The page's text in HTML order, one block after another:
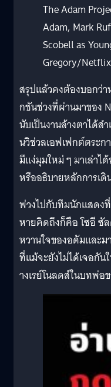
The Adam
Adam, Mark
Scobell as
Gregory/
สรุปแล้วคงต้องบอกว่
กชันช่วงที่ผ่านมาของ
นับเป็นงานล้างตาได้ส
นวิช่วลเอฟเฟกต์ตระก
มีแง่มุมใหม่ ๆ มาเล่าไ
หรืออธิบายหลักการเดิ
พ่วงไปกับทีมนักแสดง
หายคิดถึงก็คือ โซอี ซัล
หวานใจของอดัมและ
ที่แม้จะยังไม่ได้เจอกัน
างเรย์โนลดส์ในบทพ่